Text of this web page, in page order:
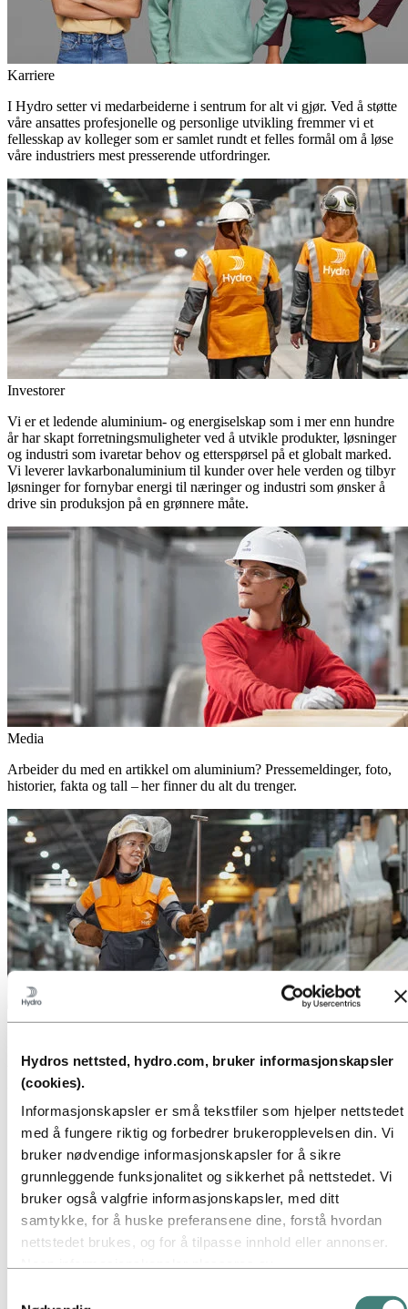
Hydros nettsted, hydro.com, bruker informasjonskapsler
(cookies).
Informasjonskapsler er små tekstfiler som hjelper nettstedet
med å fungere riktig og forbedrer brukeropplevelsen din. Vi
bruker nødvendige informasjonskapsler for å sikre
grunnleggende funksjonalitet og sikkerhet på nettstedet. Vi
bruker også valgfrie informasjonskapsler, med ditt
samtykke, for å huske preferansene dine, forstå hvordan
nettstedet brukes, og for å tilpasse innhold eller annonser.
Karriere
I Hydro setter vi medarbeiderne i sentrum for alt vi gjør. Ved å støtte
våre ansattes profesjonelle og personlige utvikling fremmer vi et
fellesskap av kolleger som er samlet rundt et felles formål om å løse
våre industriers mest presserende utfordringer.
Investorer
Vi er et ledende aluminium- og energiselskap som i mer enn hundre
år har skapt forretningsmuligheter ved å utvikle produkter, løsninger
og industri som ivaretar behov og etterspørsel på et globalt marked.
Vi leverer lavkarbonaluminium til kunder over hele verden og tilbyr
løsninger for fornybar energi til næringer og industri som ønsker å
drive sin produksjon på en grønnere måte.
Media
Arbeider du med en artikkel om aluminium? Pressemeldinger, foto,
historier, fakta og tall – her finner du alt du trenger.
Om Hydro
virksomheter og partnerskap for en mer bærekraftig fremtid. Vi har
32 000 ansatte fordelt på mer enn 140 lokasjoner i 40 land.
Gå til:Aluminium
Produkter
Industrier vi leverer til
Om aluminium
Innovasjon, forskning og utvikling
Gå til:
Energi
Energi i Hydro
Hydro Rein